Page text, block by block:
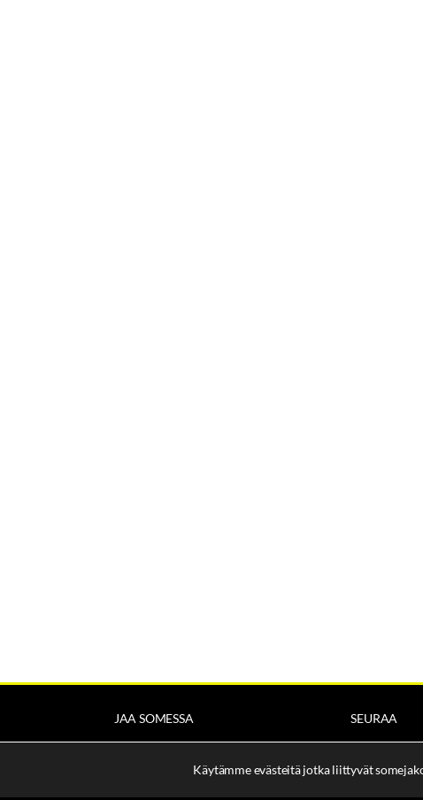
JAA SOMESSA SEURAA
Käytämme evästeitä jotka liittyvät